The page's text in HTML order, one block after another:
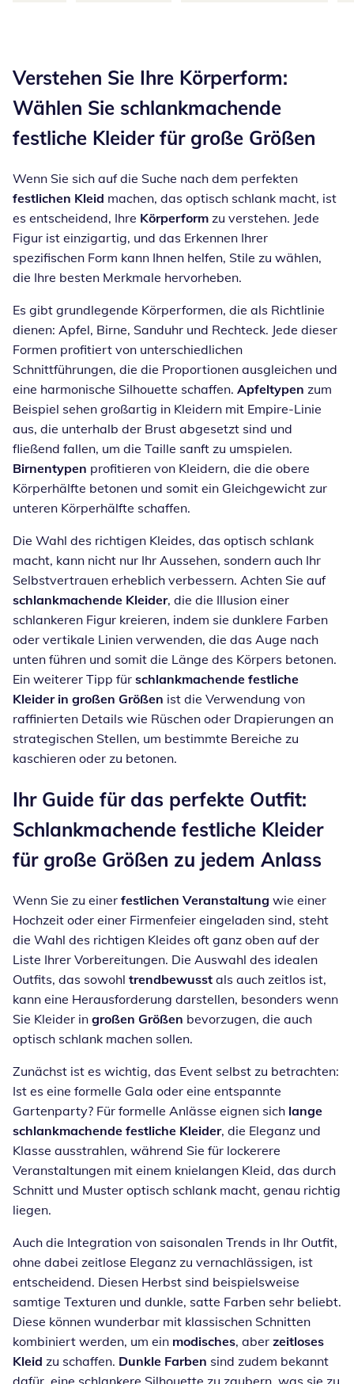
Verstehen Sie Ihre Körperform:
Wählen Sie schlankmachende
festliche Kleider für große Größen
Wenn Sie sich auf die Suche nach dem perfekten
festlichen Kleid machen, das optisch schlank macht, ist
es entscheidend, Ihre Körperform zu verstehen. Jede
Figur ist einzigartig, und das Erkennen Ihrer
spezifischen Form kann Ihnen helfen, Stile zu wählen,
die Ihre besten Merkmale hervorheben.
Es gibt grundlegende Körperformen, die als Richtlinie
dienen: Apfel, Birne, Sanduhr und Rechteck. Jede dieser
Formen profitiert von unterschiedlichen
Schnittführungen, die die Proportionen ausgleichen und
eine harmonische Silhouette schaffen. Apfeltypen zum
Beispiel sehen großartig in Kleidern mit Empire-Linie
aus, die unterhalb der Brust abgesetzt sind und
fließend fallen, um die Taille sanft zu umspielen.
Birnentypen profitieren von Kleidern, die die obere
Körperhälfte betonen und somit ein Gleichgewicht zur
unteren Körperhälfte schaffen.
Die Wahl des richtigen Kleides, das optisch schlank
macht, kann nicht nur Ihr Aussehen, sondern auch Ihr
Selbstvertrauen erheblich verbessern. Achten Sie auf
schlankmachende Kleider, die die Illusion einer
schlankeren Figur kreieren, indem sie dunklere Farben
oder vertikale Linien verwenden, die das Auge nach
unten führen und somit die Länge des Körpers betonen.
Ein weiterer Tipp für schlankmachende festliche
Kleider in großen Größen ist die Verwendung von
raffinierten Details wie Rüschen oder Drapierungen an
strategischen Stellen, um bestimmte Bereiche zu
kaschieren oder zu betonen.
Ihr Guide für das perfekte Outfit:
Schlankmachende festliche Kleider
für große Größen zu jedem Anlass
Wenn Sie zu einer festlichen Veranstaltung wie einer
Hochzeit oder einer Firmenfeier eingeladen sind, steht
die Wahl des richtigen Kleides oft ganz oben auf der
Liste Ihrer Vorbereitungen. Die Auswahl des idealen
Outfits, das sowohl trendbewusst als auch zeitlos ist,
kann eine Herausforderung darstellen, besonders wenn
Sie Kleider in großen Größen bevorzugen, die auch
optisch schlank machen sollen.
Zunächst ist es wichtig, das Event selbst zu betrachten:
Ist es eine formelle Gala oder eine entspannte
Gartenparty? Für formelle Anlässe eignen sich lange
schlankmachende festliche Kleider, die Eleganz und
Klasse ausstrahlen, während Sie für lockerere
Veranstaltungen mit einem knielangen Kleid, das durch
Schnitt und Muster optisch schlank macht, genau richtig
liegen.
Auch die Integration von saisonalen Trends in Ihr Outfit,
ohne dabei zeitlose Eleganz zu vernachlässigen, ist
entscheidend. Diesen Herbst sind beispielsweise
samtige Texturen und dunkle, satte Farben sehr beliebt.
Diese können wunderbar mit klassischen Schnitten
kombiniert werden, um ein modisches, aber zeitloses
Kleid zu schaffen. Dunkle Farben sind zudem bekannt
dafür, eine schlankere Silhouette zu zaubern, was sie zu